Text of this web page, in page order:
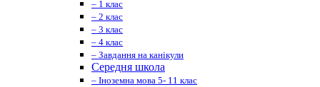
– 1 клас
– 2 клас
– 3 клас
– 4 клас
– Завдання на канікули
Середня школа
– Іноземна мова 5- 11 клас